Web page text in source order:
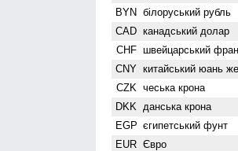
BYN білоруський рубль
CAD канадський долар
CHF швейцарський
CNY китайський юань
CZK чеська крона
DKK данська крона
EGP єгипетський фунт
EUR Євро